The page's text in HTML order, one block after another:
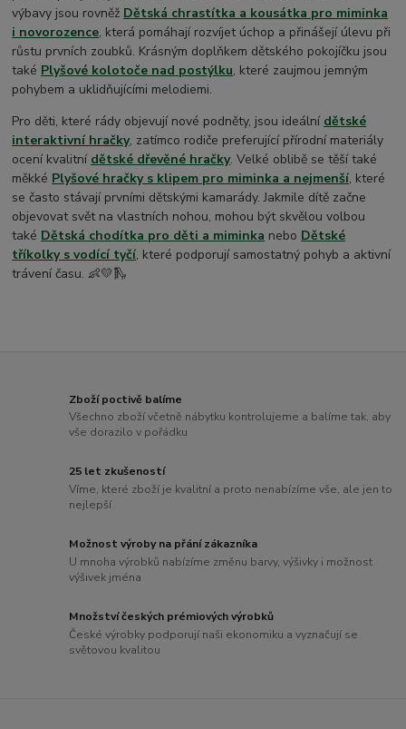
výbavy jsou rovněž Dětská chrastítka a kousátka pro miminka
i novorozence, která pomáhají rozvíjet úchop a přinášejí úlevu při
růstu prvních zoubků. Krásným doplňkem dětského pokojíčku jsou
také Plyšové kolotoče nad postýlku, které zaujmou jemným
pohybem a uklidňujícími melodiemi.
Pro děti, které rády objevují nové podněty, jsou ideální dětské
interaktivní hračky, zatímco rodiče preferující přírodní materiály
ocení kvalitní dětské dřevěné hračky. Velké oblibě se těší také
měkké Plyšové hračky s klipem pro miminka a nejmenší, které
se často stávají prvními dětskými kamarády. Jakmile dítě začne
objevovat svět na vlastních nohou, mohou být skvělou volbou
také Dětská chodítka pro děti a miminka nebo Dětské
tříkolky s vodící tyčí, které podporují samostatný pohyb a aktivní
trávení času. 👶💛🛝
Zboží poctivě balíme
Všechno zboží včetně nábytku kontrolujeme a balíme tak, aby
vše dorazilo v pořádku
25 let zkušeností
Víme, které zboží je kvalitní a proto nenabízíme vše, ale jen to
nejlepší
Možnost výroby na přání zákazníka
U mnoha výrobků nabízíme změnu barvy, výšivky i možnost
výšivek jména
Množství českých prémiových výrobků
České výrobky podporují naši ekonomiku a vyznačují se
světovou kvalitou